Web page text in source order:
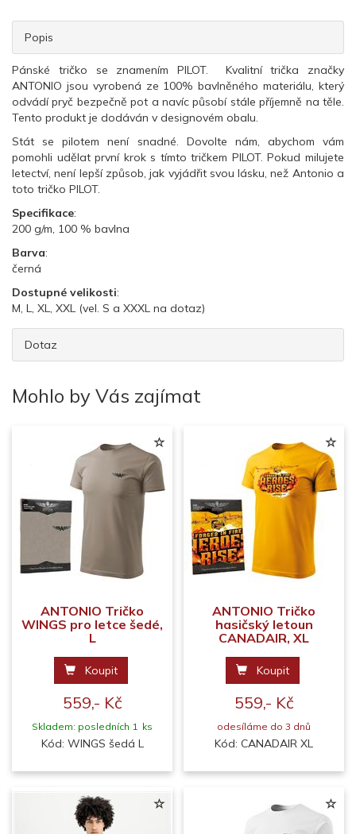
Popis
Pánské tričko se znamením PILOT. Kvalitní trička značky
ANTONIO jsou vyrobená ze 100% bavlněného materiálu, který
odvádí pryč bezpečně pot a navíc působí stále příjemně na těle.
Tento produkt je dodáván v designovém obalu.
Stát se pilotem není snadné. Dovolte nám, abychom vám
pomohli udělat první krok s tímto tričkem PILOT. Pokud milujete
letectví, není lepší způsob, jak vyjádřit svou lásku, než Antonio a
toto tričko PILOT.
Specifikace:
200 g/m, 100 % bavlna
Barva:
černá
Dostupné velikosti:
M, L, XL, XXL (vel. S a XXXL na dotaz)
Dotaz
Mohlo by Vás zajímat
ANTONIO Tričko
WINGS pro letce šedé,
L
Koupit
559,- Kč
Skladem: posledních 1 ks
Kód: WINGS šedá L
ANTONIO Tričko
hasičský letoun
CANADAIR, XL
Koupit
559,- Kč
odesíláme do 3 dnů
Kód: CANADAIR XL